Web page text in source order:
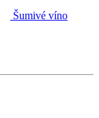
Šumivé víno